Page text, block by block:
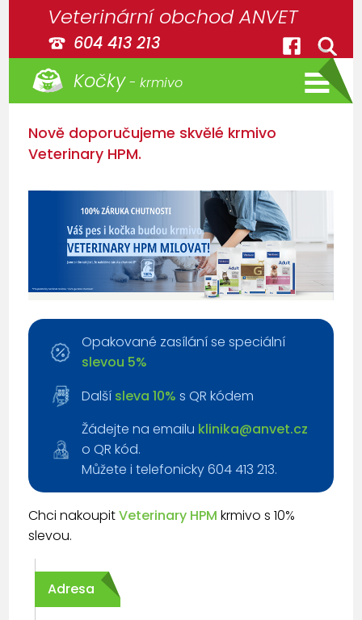
Veterinární obchod ANVET
604 413 213
Kočky- krmivo
Nově doporučujeme skvělé krmivo
Veterinary HPM.
Opakované zasílání se speciální
slevou 5%
Další sleva 10% s QR kódem
Žádejte na emailu klinika@anvet.cz
o QR kód.
Můžete i telefonicky 604 413 213.
Chci nakoupitVeterinary HPM krmivo s 10%
slevou.
Adresa